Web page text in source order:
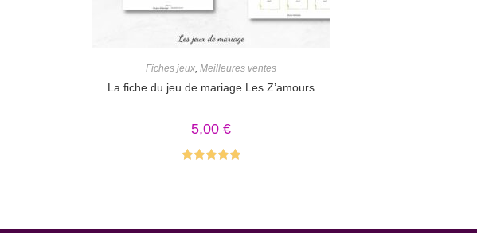
Fiches jeux,Meilleures ventes
La fiche du jeu de mariage Les Z’amours
5,00€